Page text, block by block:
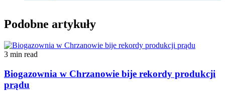
Podobne artykuły
3 min read
Biogazownia w Chrzanowie bije rekordy produkcji
prądu